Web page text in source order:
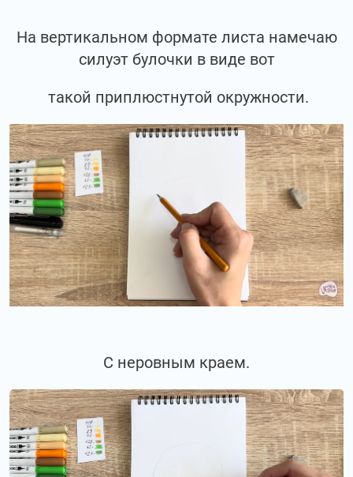
На вертикальном формате листа намечаю
силуэт булочки в виде вот
такой приплюстнутой окружности.
С неровным краем.